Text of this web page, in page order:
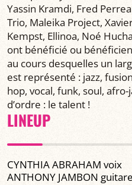
Yassin Kramdi, Fred
Trio, Maleika Project,
Kempst, Ellinoa, Noé
ont bénéficié ou
au cours desquelles un
est représenté : jazz,
hop, vocal, funk, soul,
d’ordre : le talent !
LINEUP
CYNTHIA ABRAHAM voix
ANTHONY JAMBON guitare